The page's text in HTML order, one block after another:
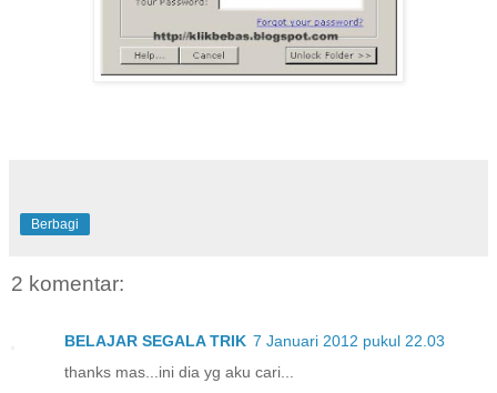
Berbagi
2 komentar:
BELAJAR SEGALA TRIK 7 Januari 2012 pukul 22.03
thanks mas...ini dia yg aku cari...